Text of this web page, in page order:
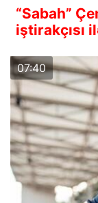
“Sabah”
iştirakçısı
07:40